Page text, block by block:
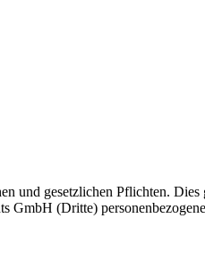
und gesetzlichen Pflichten. Dies
GmbH (Dritte)